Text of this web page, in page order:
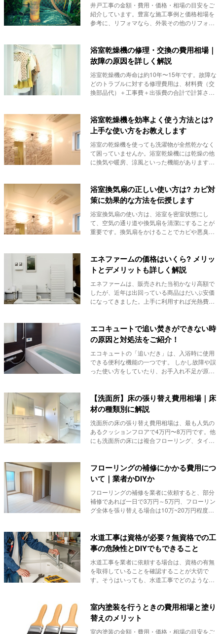
井戸工事の金額・費用・価格・相場の目安をご
紹介しています。豊富な施工事例と価格相場を
参考に、リフォマなら、外装その他のリフォー
浴室乾燥機の修理・交換の費用相場｜
故障の原因を詳しく解説
浴室乾燥機の寿命は約10年〜15年です。故障な
どのトラブルに対する修理費用は、材料費（交
換部品代）＋工事費＋出張費の合計で計算さ
浴室乾燥機を効率よく使う方法とは?
上手な使い方をお教えします
浴室の乾燥機を使っても洗濯物が全然乾かなく
て困っていませんか。浴室乾燥機には乾燥の他
に換気や暖房、涼風といった機能があります
浴室換気扇の正しい使い方は? カビ対
策に効果的な方法を伝授します
浴室換気扇の使い方は、浴室を密室状態にし
て、空気の通り道や換気扇を清潔にすることが
重要です。換気扇をかけることでカビや悪臭を
エネファームの価格はいくら? メリッ
トとデメリットも詳しく解説
エネファームは、販売された当初かなり高額で
したが、近年は出回っている商品はだいぶ安価
になってきました。上手に利用すれば光熱費を
エコキュートで追い焚きができない時
の原因と対処法をご紹介！
エコキュートの「追いだき」は、入浴時に使用
できる便利な機能の一つです。 しかし故障や誤
った使い方をしていたり、お手入れ不足が原因
【洗面所】床の張り替え費用相場｜床
材の種類別に解説
洗面所の床の張り替え費用相場は、最も人気の
あるクッションフロアで4万円〜8万円です。他
にも洗面所の床には複合フローリング、タイ
フローリングの補修にかかる費用につ
いて｜業者かDIYか
フローリングの補修を業者に依頼すると、部分
補修であれば一日で3万円～5万円、フローリン
グ全体を張り替える場合は10万~20万円程度の
水道工事は資格が必要？無資格での工
事の危険性とDIYでもできること
水道工事を業者に依頼する場合は、資格の有無
を取得していることを確認することが大切で
す。そうはいっても、水道工事でどのような資
室内塗装を行うときの費用相場と塗り
替えのメリット
室内塗装の金額・費用・価格・相場の目安をご